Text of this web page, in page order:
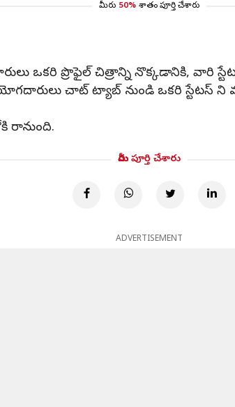
మీరు 50% శాతం పూర్తి చేశారు
ఒకరి ప్రొఫైల్ చిత్రాన్ని నొక్కడానికి, వారి
చాట్ ట్యాబ్ నుండి ఒకరి స్టేటస్ ని
రానుంది.
మీరు పూర్తి చేశారు
ADVERTISEMENT